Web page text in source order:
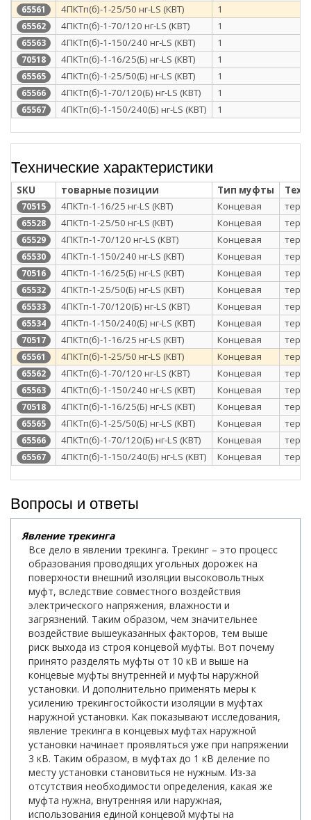
65561 4ПКТп(б)-1-25/50 нг-LS (КВТ) 1
65562 4ПКТп(б)-1-70/120 нг-LS (КВТ) 1
65563 4ПКТп(б)-1-150/240 нг-LS (КВТ) 1
70518 4ПКТп(б)-1-16/25(Б) нг-LS (КВТ) 1
65565 4ПКТп(б)-1-25/50(Б) нг-LS (КВТ) 1
65566 4ПКТп(б)-1-70/120(Б) нг-LS (КВТ) 1
65567 4ПКТп(б)-1-150/240(Б) нг-LS (КВТ) 1
Технические характеристики
SKU товарные позиции Тип муфты
70515 4ПКТп-1-16/25 нг-LS (КВТ) Концевая
65528 4ПКТп-1-25/50 нг-LS (КВТ) Концевая
65529 4ПКТп-1-70/120 нг-LS (КВТ) Концевая
65530 4ПКТп-1-150/240 нг-LS (КВТ) Концевая
70516 4ПКТп-1-16/25(Б) нг-LS (КВТ) Концевая
65532 4ПКТп-1-25/50(Б) нг-LS (КВТ) Концевая
65533 4ПКТп-1-70/120(Б) нг-LS (КВТ) Концевая
65534 4ПКТп-1-150/240(Б) нг-LS (КВТ) Концевая
70517 4ПКТп(б)-1-16/25 нг-LS (КВТ) Концевая
65561 4ПКТп(б)-1-25/50 нг-LS (КВТ) Концевая
65562 4ПКТп(б)-1-70/120 нг-LS (КВТ) Концевая
65563 4ПКТп(б)-1-150/240 нг-LS (КВТ) Концевая
70518 4ПКТп(б)-1-16/25(Б) нг-LS (КВТ) Концевая
65565 4ПКТп(б)-1-25/50(Б) нг-LS (КВТ) Концевая
65566 4ПКТп(б)-1-70/120(Б) нг-LS (КВТ) Концевая
65567 4ПКТп(б)-1-150/240(Б) нг-LS (КВТ) Концевая
Вопросы и ответы
Явление трекинга
Все дело в явлении трекинга. Трекинг – это процесс
образования проводящих угольных дорожек на
поверхности внешний изоляции высоковольтных
муфт, вследствие совместного воздействия
электрического напряжения, влажности и
загрязнений. Таким образом, чем значительнее
воздействие вышеуказанных факторов, тем выше
риск выхода из строя концевой муфты. Вот почему
принято разделять муфты от 10 кВ и выше на
концевые муфты внутренней и муфты наружной
установки. И дополнительно применять меры к
усилению трекингостойкости изоляции в муфтах
наружной установки. Как показывают исследования,
явление трекинга в концевых муфтах наружной
установки начинает проявляться уже при напряжении
3 кВ. Таким образом, в муфтах до 1 кВ деление по
месту установки становиться не нужным. Из-за
отсутствия необходимости определения, какая же
муфта нужна, внутренняя или наружная,
использования единой концевой муфты на